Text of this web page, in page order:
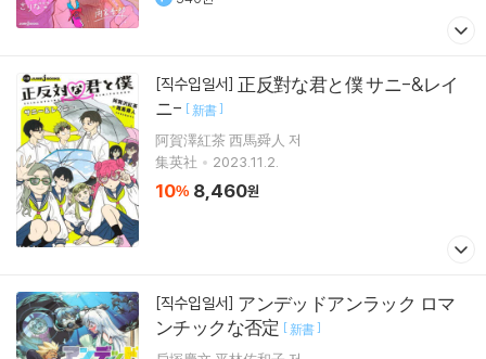
[직수입일서]
ニ- [ 新書]
阿賀澤紅茶 西馬舜人 저
集英社
2023.11.2.
10% 8,460원
[직수입일서]
ンチックな否定 [ 新書]